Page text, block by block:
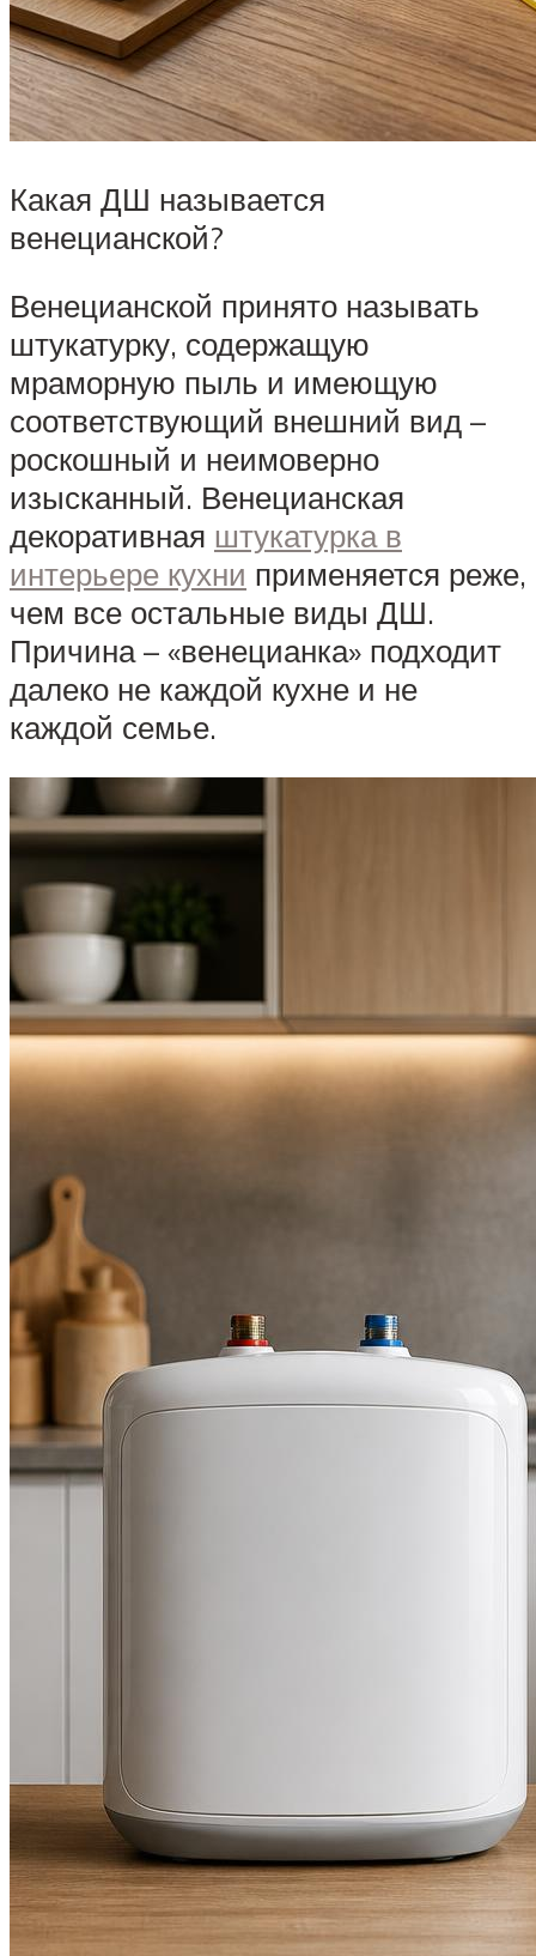
Какая ДШ называется
венецианской?
Венецианской принято называть
штукатурку, содержащую
мраморную пыль и имеющую
соответствующий внешний вид –
роскошный и неимоверно
изысканный. Венецианская
декоративная штукатурка в
интерьере кухни применяется реже,
чем все остальные виды ДШ.
Причина – «венецианка» подходит
далеко не каждой кухне и не
каждой семье.